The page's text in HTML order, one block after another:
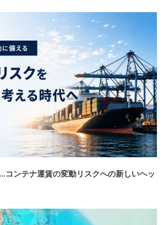
コンテナ運賃の変動リスクへの新しいヘッ